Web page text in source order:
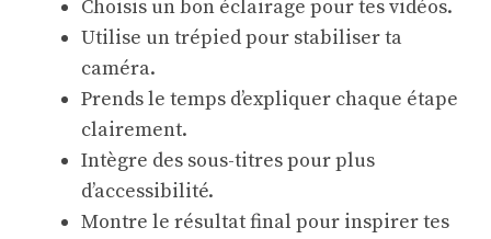
Choisis un bon éclairage pour tes vidéos.
Utilise un trépied pour stabiliser ta
caméra.
Prends le temps d’expliquer chaque étape
clairement.
Intègre des sous-titres pour plus
d’accessibilité.
Montre le résultat final pour inspirer tes